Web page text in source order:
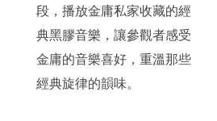
段，播放金庸私家收藏的經
典黑膠音樂，讓參觀者感受
金庸的音樂喜好，重溫那些
經典旋律的韻味。